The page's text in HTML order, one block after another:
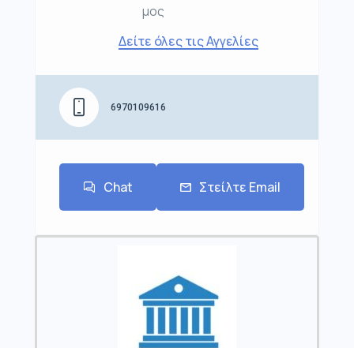
μος
Δείτε όλες τις Αγγελίες
6970109616
Chat Στείλτε Email